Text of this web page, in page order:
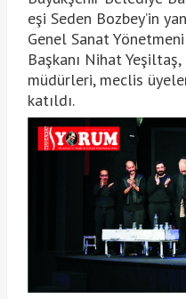
eşi Seden Bozbey’in
Genel Sanat
Başkanı Nihat
müdürleri, meclis
katıldı.